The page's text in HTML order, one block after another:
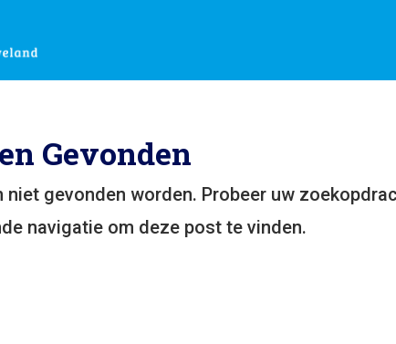
Gevonden
niet gevonden worden. Probeer uw
navigatie om deze post te vinden.